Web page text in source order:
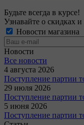
Будьте всегда в курсе!
Узнавайте о скидках
Новости магазина
Новости
Все новости
4 августа 2026
Поступление партии
29 июля 2026
Поступление партии
5 июня 2026
Поступление партии